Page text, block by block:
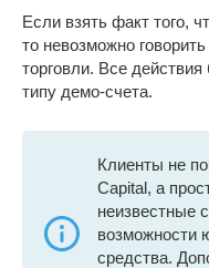
Если взять факт того,
то невозможно
торговли. Все
типу демо-счета.
Клиенты не
Capital, а
неизвестные
возможности
средства.